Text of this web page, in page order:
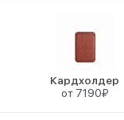
Кардхолдер
от 7190₽